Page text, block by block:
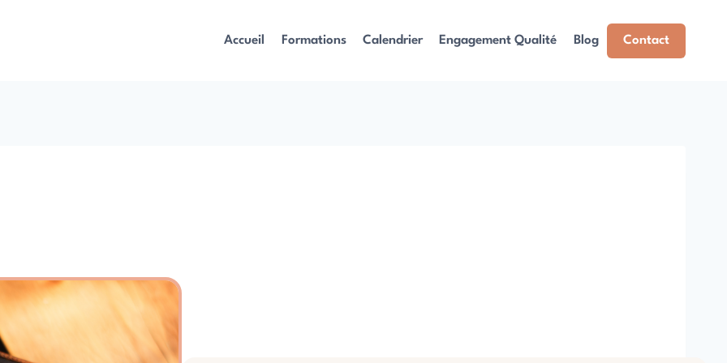
Accueil Formations Calendrier Engagement Qualité Blog Contact